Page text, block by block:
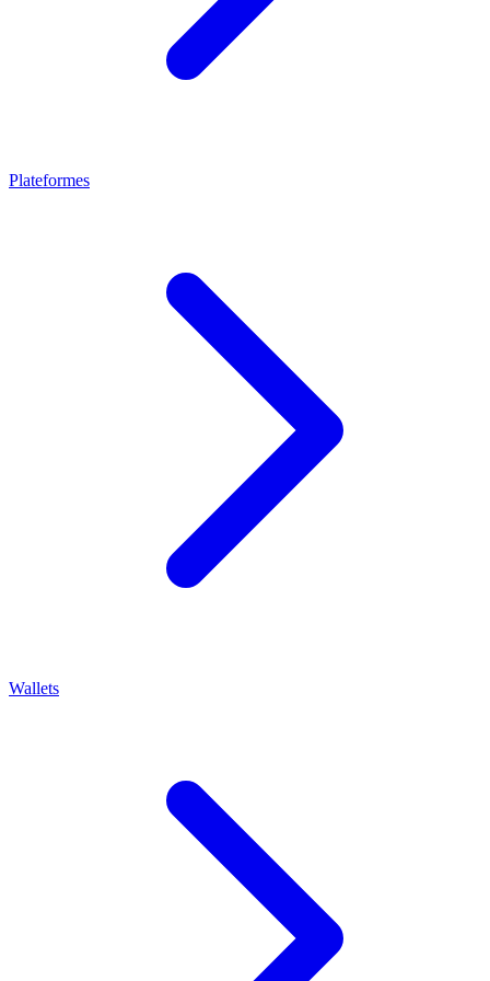
Plateformes
Wallets